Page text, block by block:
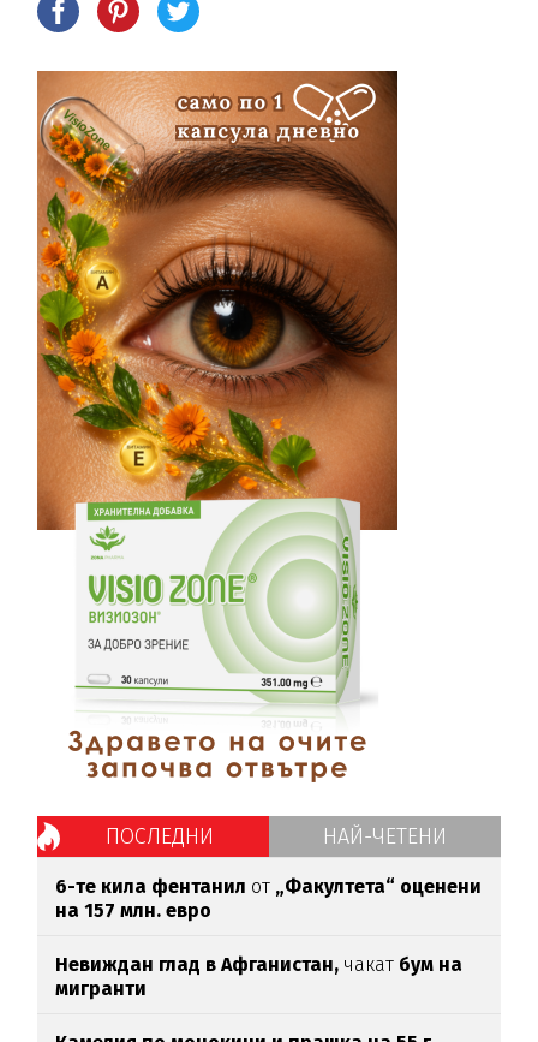
ПОСЛЕДНИ НАЙ-ЧЕТЕНИ
6-те кила фентанил от „Факултета“ оценени
на 157 млн. евро
Невиждан глад в Афганистан, чакат бум на
мигранти